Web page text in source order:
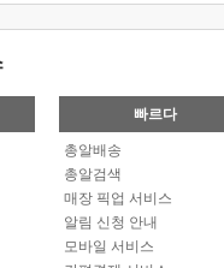
빠르다
총알배송
총알검색
매장 픽업 서비스
알림 신청 안내
모바일 서비스